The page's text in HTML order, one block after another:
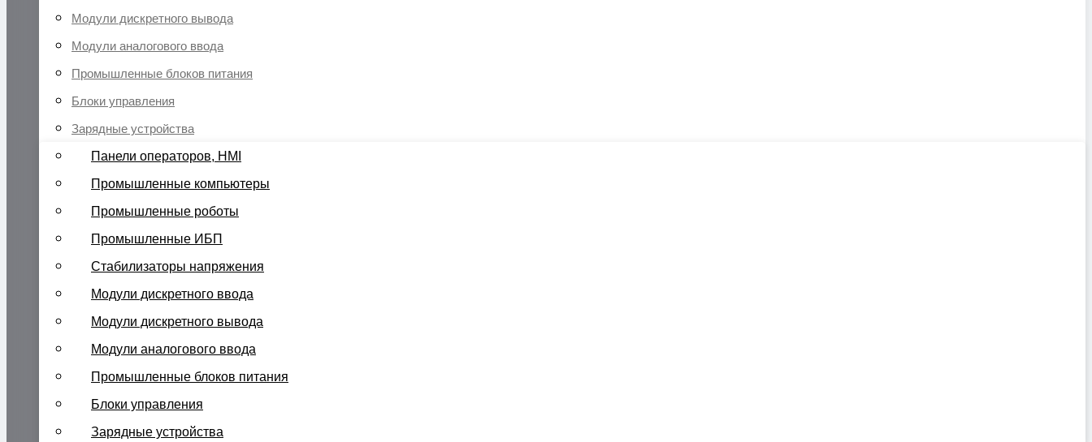
Модули дискретного вывода
Модули аналогового ввода
Промышленные блоков питания
Блоки управления
Зарядные устройства
Панели операторов, HMI
Промышленные компьютеры
Промышленные роботы
Промышленные ИБП
Стабилизаторы напряжения
Модули дискретного ввода
Модули дискретного вывода
Модули аналогового ввода
Промышленные блоков питания
Блоки управления
Зарядные устройства